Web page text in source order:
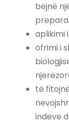
bëjnë
aplikimi
ofrimi i
të
indeve